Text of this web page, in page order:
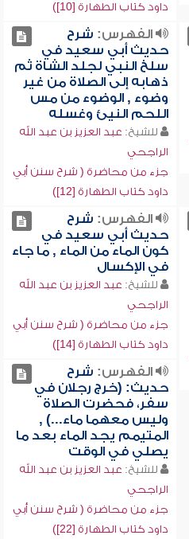
داود كتاب الطهارة [10])
الفهرس: شرح
حديث أبي سعيد في
سلخ النبي لجلد الشاة ثم
ذهابه إلى الصلاة من غير
وضوء , الوضوء من مس
اللحم النيئ وغسله
للشيخ: عبد العزيز بن عبد الله
الراجحي
جزء من محاضرة ( شرح سنن أبي
داود كتاب الطهارة [12])
الفهرس: شرح
حديث أبي سعيد في
كون الماء من الماء , ما جاء
في الإكسال
للشيخ: عبد العزيز بن عبد الله
الراجحي
جزء من محاضرة ( شرح سنن أبي
داود كتاب الطهارة [14])
الفهرس: شرح
حديث: (خرج رجلان في
سفر، فحضرت الصلاة
وليس معهما ماء...) ,
المتيمم يجد الماء بعد ما
يصلي في الوقت
للشيخ: عبد العزيز بن عبد الله
الراجحي
جزء من محاضرة ( شرح سنن أبي
داود كتاب الطهارة [22])